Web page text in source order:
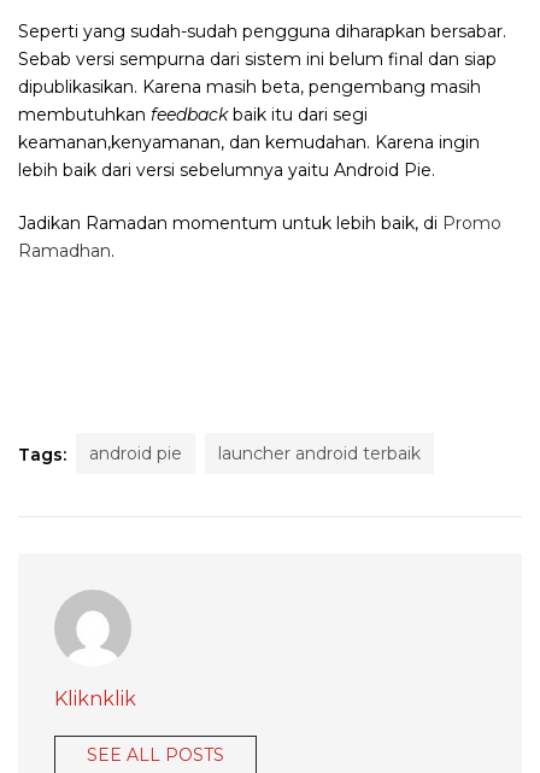
Seperti yang sudah-sudah pengguna diharapkan bersabar.
Sebab versi sempurna dari sistem ini belum final dan siap
dipublikasikan. Karena masih beta, pengembang masih
membutuhkan feedbackbaik itu dari segi
keamanan,kenyamanan, dan kemudahan. Karena ingin
lebih baik dari versi sebelumnya yaitu Android Pie.
Jadikan Ramadan momentum untuk lebih baik, di Promo
Ramadhan.
Tags: android pie launcher android terbaik
Kliknklik
SEE ALL POSTS